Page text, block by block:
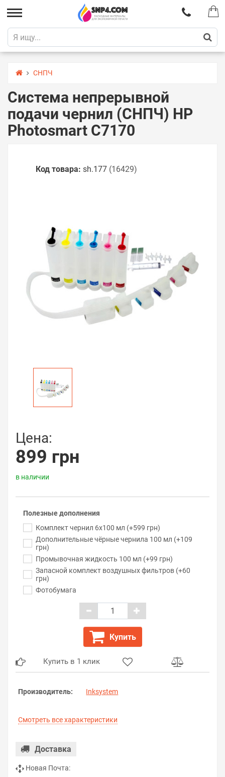
СНПЧ
Система непрерывной
подачи чернил (СНПЧ) HP
Photosmart C7170
Код товара: sh.177 (16429)
Цена:
899 грн
в наличии
Полезные дополнения
Комплект чернил 6x100 мл (+599 грн)
Дополнительные чёрные чернила 100 мл (+109
грн)
Промывочная жидкость 100 мл (+99 грн)
Запасной комплект воздушных фильтров (+60
грн)
Фотобумага
Купить
Купить в 1 клик
Производитель: Inksystem
Смотреть все характеристики
Доставка
Новая Почта: